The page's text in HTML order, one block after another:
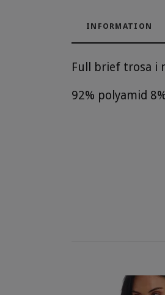
INFORMATION
Full brief trosa i
92% polyamid